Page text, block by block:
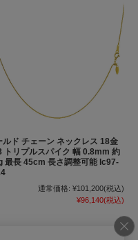
ルド チェーン ネックレス 18金
トリプルスパイク 幅 0.8mm 約
最長 45cm 長さ調整可能 lc97-
通常価格: ¥101,200(税込)
¥96,140(税込)